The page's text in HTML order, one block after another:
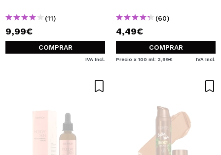
(11)
9,99€
COMPRAR
IVA Incl.
(60)
4,49€
COMPRAR
Precio x 100 ml: 2,99€ IVA Incl.